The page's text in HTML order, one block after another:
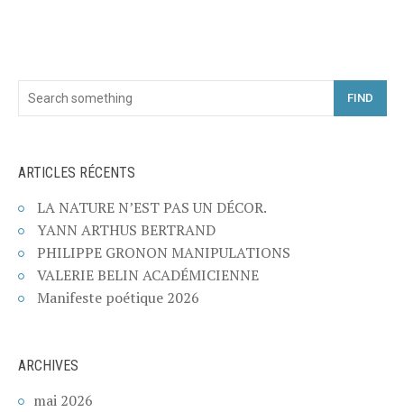
FIND
ARTICLES RÉCENTS
LA NATURE N’EST PAS UN DÉCOR.
YANN ARTHUS BERTRAND
PHILIPPE GRONON MANIPULATIONS
VALERIE BELIN ACADÉMICIENNE
Manifeste poétique 2026
ARCHIVES
mai 2026